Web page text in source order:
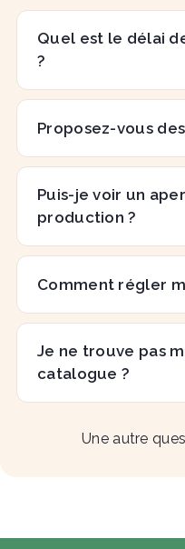
Quel est le délai
?
Proposez-vous
Puis-je voir un
production ?
Comment régler
Je ne trouve pas
catalogue ?
Une autre